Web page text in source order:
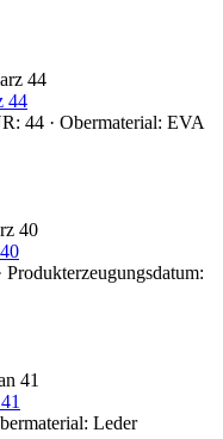
44
44 · Obermaterial: EVA
Leder